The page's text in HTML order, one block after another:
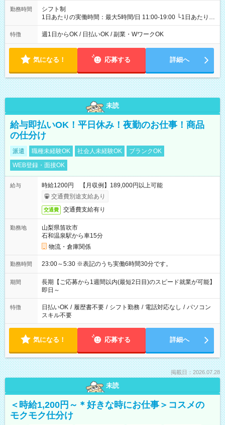
勤務時間
シフト制
1日あたりの実働時間：最大5時間/日 11:00-19:00 └1日あたりの
実働時間：1-5時間 └上記の時間帯内であれば、いつでも勤務可
能！ └平日・土曜日の中で、お好きな曜日でご勤務いただけま
18:00 などのように、自由な働き方が可能なお仕事です！
特徴 週1日からOK / 日払いOK / 副業・WワークOK
気になる！ 応募する 詳細へ
未読
給与即払いOK！平日休み！夜勤のお仕事！商品
の仕分け
派遣 職種未経験OK 社会人未経験OK
ブランクOK
WEB登録・面接OK
給与
時給1200円 【月収例】189,000円以上可能
交通費別途支給あり
交通費 交通費支給有り
勤務地
山梨県笛吹市
石和温泉駅から車15分
物流・倉庫関係
勤務時間 23:00～5:30 ※表記のうち実働6時間30分です。
期間
長期【ご応募から1週間以内(最短2日目)のスピード就業が可能】
即日～
特徴 日払いOK / 履歴書不要 / シフト勤務 / 電話対応なし / パソコン
スキル不要
気になる！ 応募する 詳細へ
掲載日：2026.07.28
未読
＜時給1,200円～＊好きな時にお仕事＞コスメの
モクモク仕分け